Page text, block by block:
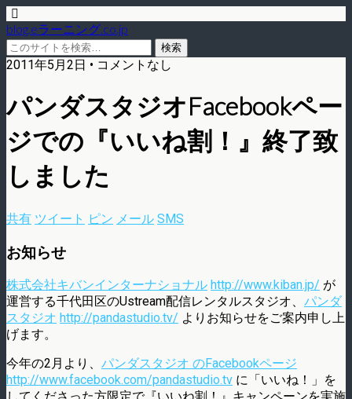
blog.eラーニング.co.jp
2011年5月2日 • コメントなし
パンダスタジオFacebookペー
ジでの『いいね割！』終了致
しました
共有 ツイート ピン メール SMS
お知らせ
株式会社キバンインターナショナル http://www.kiban.jp/ が
運営する千代田区のUstream配信レンタルスタジオ、 パンダ
スタジオ http://pandastudio.tv/ よりお知らせをご案内申し上
げます。
今年の2月より、 パンダスタジオ のFacebookページ
http://www.facebook.com/pandastudio.tv に「いいね！」を